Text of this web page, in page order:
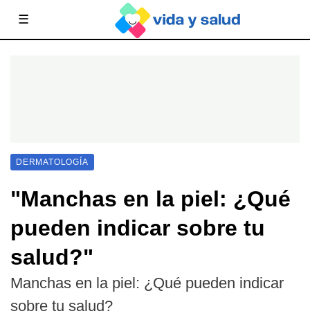
☰
DERMATOLOGÍA
"Manchas en la piel: ¿Qué
pueden indicar sobre tu
salud?"
Manchas en la piel: ¿Qué pueden indicar
sobre tu salud?